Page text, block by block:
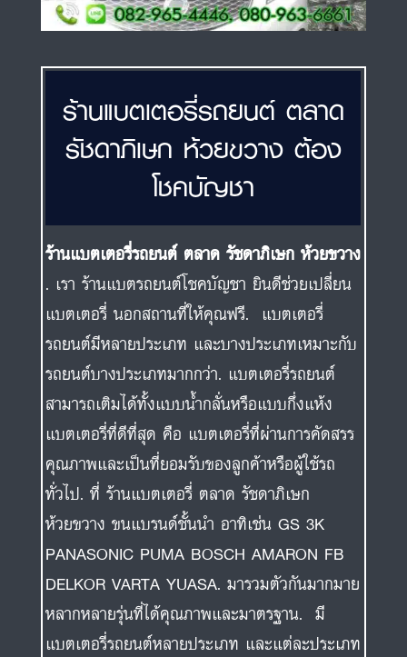
ร้านแบตเตอรี่รถยนต์ ตลาด
รัชดาภิเษก ห้วยขวาง ต้อง
โชคบัญชา
ร้านแบตเตอรี่รถยนต์ ตลาด รัชดาภิเษก ห้วยขวาง
. เรา ร้านแบตรถยนต์โชคบัญชา ยินดีช่วยเปลี่ยน
แบตเตอรี่ นอกสถานที่ให้คุณฟรี. แบตเตอรี่
รถยนต์มีหลายประเภท และบางประเภทเหมาะกับ
รถยนต์บางประเภทมากกว่า. แบตเตอรี่รถยนต์
สามารถเติมได้ทั้งแบบน้ำกลั่นหรือแบบกึ่งแห้ง
แบตเตอรี่ที่ดีที่สุด คือ แบตเตอรี่ที่ผ่านการคัดสรร
คุณภาพและเป็นที่ยอมรับของลูกค้าหรือผู้ใช้รถ
ทั่วไป. ที่ ร้านแบตเตอรี่ ตลาด รัชดาภิเษก
ห้วยขวาง ขนแบรนด์ชั้นนำ อาทิเช่น GS 3K
PANASONIC PUMA BOSCH AMARON FB
DELKOR VARTA YUASA. มารวมตัวกันมากมาย
หลากหลายรุ่นที่ได้คุณภาพและมาตรฐาน. มี
แบตเตอรี่รถยนต์หลายประเภท และแต่ละประเภท